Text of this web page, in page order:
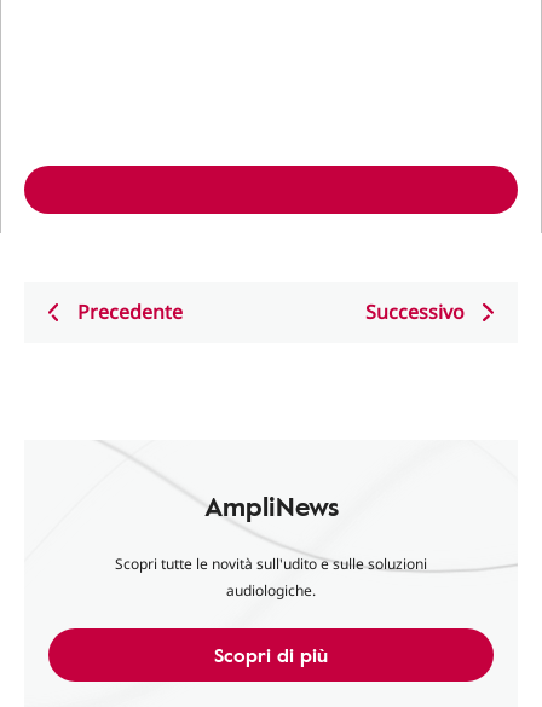
Precedente Successivo
AmpliNews
Scopri tutte le novità sull'udito e sulle soluzioni
audiologiche.
Scopri di più